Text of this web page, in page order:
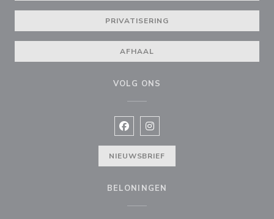
PRIVATISERING
AFHAAL
VOLG ONS
Facebook ((opent in een nieuw
Instagram ((opent in een
NIEUWSBRIEF
BELONINGEN